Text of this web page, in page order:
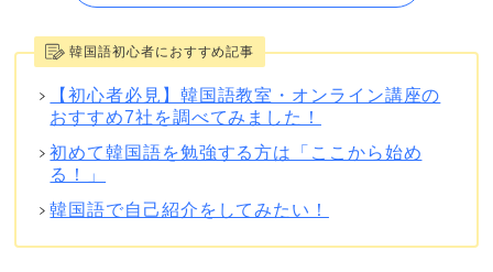
韓国語初心者におすすめ記事
【初心者必見】韓国語教室・オンライン講座の
おすすめ7社を調べてみました！
初めて韓国語を勉強する方は「ここから始め
る！」
韓国語で自己紹介をしてみたい！